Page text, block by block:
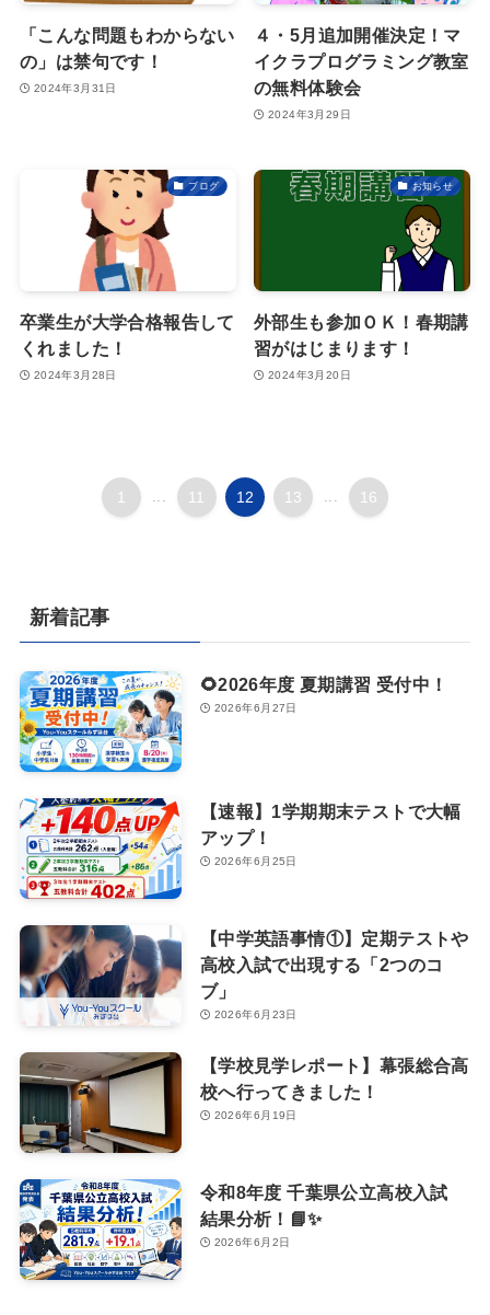
「こんな問題もわからない
の」は禁句です！
2024年3月31日
４・5月追加開催決定！マ
イクラプログラミング教室
の無料体験会
2024年3月29日
ブログ
卒業生が大学合格報告して
くれました！
2024年3月28日
お知らせ
外部生も参加ＯＫ！春期講
習がはじまります！
2024年3月20日
1 ... 11 12 13 ... 16
新着記事
🌻2026年度 夏期講習 受付中！
2026年6月27日
【速報】1学期期末テストで大幅
アップ！
2026年6月25日
【中学英語事情①】定期テストや
高校入試で出現する「2つのコ
ブ」
2026年6月23日
【学校見学レポート】幕張総合高
校へ行ってきました！
2026年6月19日
令和8年度 千葉県公立高校入試
結果分析！📘✨
2026年6月2日